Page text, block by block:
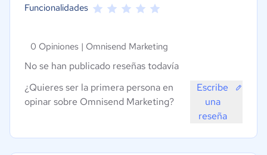
Funcionalidades
0 Opiniones | Omnisend Marketing
No se han publicado reseñas todavía
¿Quieres ser la primera persona en
opinar sobre Omnisend Marketing?
Escribe
una
reseña